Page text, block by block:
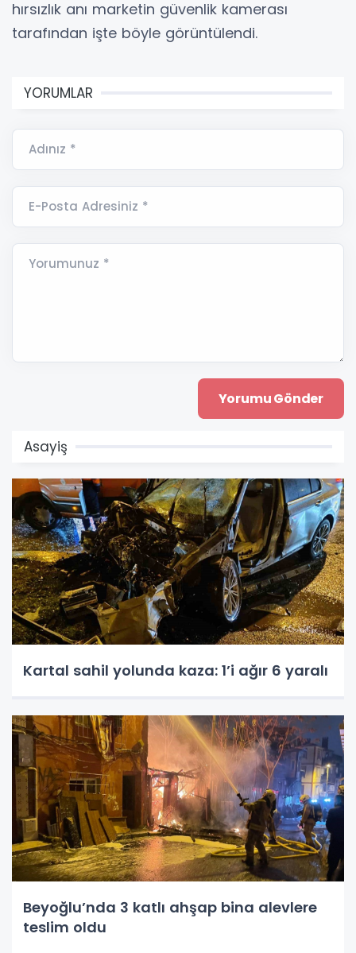
hırsızlık anı marketin güvenlik kamerası
tarafından işte böyle görüntülendi.
YORUMLAR
Adınız *
E-Posta Adresiniz *
Yorumunuz *
Asayiş
Kartal sahil yolunda kaza: 1’i ağır 6 yaralı
Beyoğlu’nda 3 katlı ahşap bina alevlere
teslim oldu